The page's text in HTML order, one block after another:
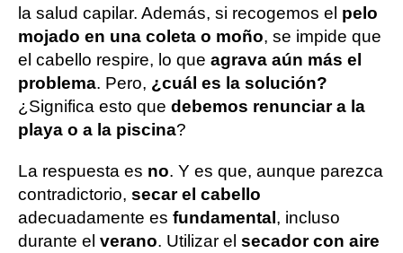
la salud capilar. Además, si recogemos el pelo
mojado en una coleta o moño, se impide que
el cabello respire, lo que agrava aún más el
problema. Pero, ¿cuál es la solución?
¿Significa esto que debemos renunciar a la
playa o a la piscina?
La respuesta es no. Y es que, aunque parezca
contradictorio, secar el cabello
adecuadamente es fundamental , incluso
durante el verano. Utilizar el secador con aire